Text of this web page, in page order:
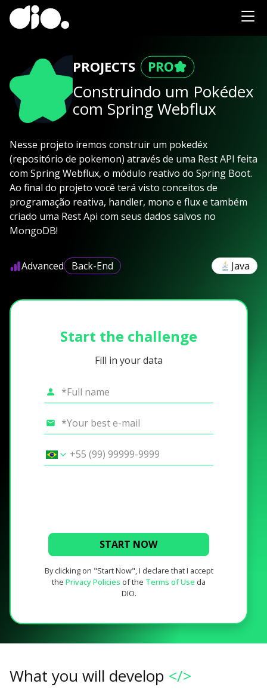
PROJECTS
Construindo um Pokédex
com Spring Webflux
Nesse projeto iremos construir um pokedéx
(repositório de pokemon) através de uma Rest API feita
com Spring Webflux, o módulo reativo do Spring Boot.
Ao final do projeto você terá visto conceitos de
programação reativa, handler, mono e flux e também
criado uma Rest Api com seus dados salvos no
MongoDB!
Advanced Back-End Java
Start the challenge
Fill in your data
START NOW
By clicking on "Start Now", I declare that I accept
the Privacy Policies of the Terms of Use da
DIO.
What you will develop </>